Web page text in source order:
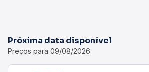
Próxima data disponível
Preços para 09/08/2026